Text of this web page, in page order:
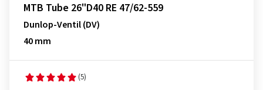
MTB Tube 26"D40 RE 47/62-559
Dunlop-Ventil (DV)
40 mm
(5)